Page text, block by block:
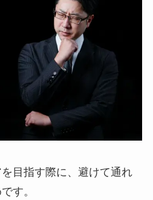
目指す際に、避けて通れ
す。